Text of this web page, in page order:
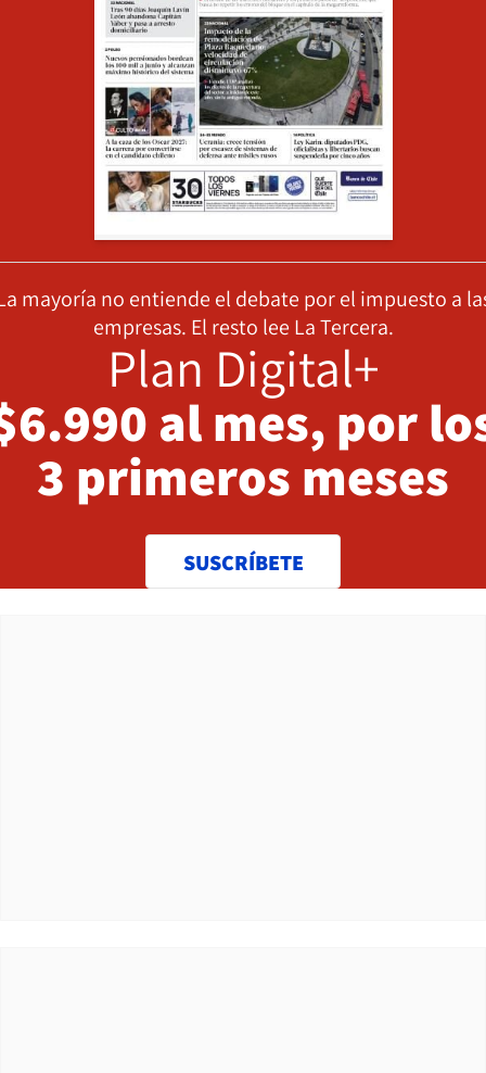
mayoría no entiende el debate por el impuesto a
empresas. El resto lee La Tercera.
Plan Digital+
al mes, por
3 primeros meses
SUSCRÍBETE